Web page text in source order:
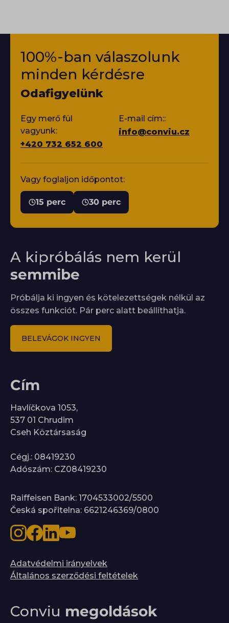
100%-ban válaszolunk
minden kérdésre
Odafigyelünk
Egy merő fül
vagyunk:
+420 732 652 600
E-mail cím::
info@conviu.cz
Vagy foglaljon időpontot:
15 perc 30 perc
A kipróbálás nem kerül
semmibe
Próbálja ki ingyen és kötelezettségek nélkül az
összes funkciót. Pár perc alatt beállíthatja.
BELEVÁGOK INGYEN
Cím
Havlíčkova 1053,
537 01 Chrudim
Cseh Köztársaság
Cégj.: 08419230
Adószám: CZ08419230
Raiffeisen Bank: 1704533002/5500
Česká spořitelna: 6621246369/0800
Adatvédelmi irányelvek
Általános szerződési feltételek
Conviu megoldások